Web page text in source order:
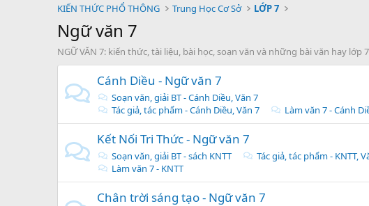
KIẾN THỨC PHỔ THÔNG Trung Học Cơ Sở LỚP 7
Ngữ văn 7
NGỮ VĂN 7: kiến thức, tài liệu, bài học, soạn văn và những bài văn hay lớp 7
Cánh Diều - Ngữ văn 7
Soạn văn, giải BT - Cánh Diều, Văn 7
Tác giả, tác phẩm - Cánh Diều, Văn 7
Làm văn 7 - Cánh
Kết Nối Tri Thức - Ngữ văn 7
Soạn văn, giải BT - sách KNTT
Tác giả, tác phẩm - KNTT,
Làm văn 7 - KNTT
Chân trời sáng tạo - Ngữ văn 7